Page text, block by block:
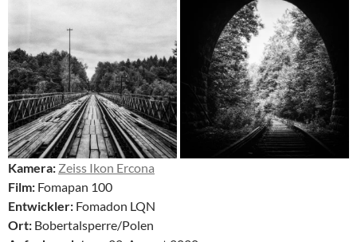
Kamera: Zeiss Ikon Ercona
Film: Fomapan 100
Entwickler: Fomadon LQN
Ort: Bobertalsperre/Polen